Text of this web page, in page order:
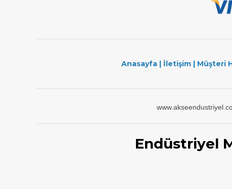
Anasayfa | İletişim | Müşteri
Endüstriyel